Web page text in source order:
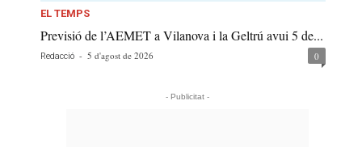
EL TEMPS
Previsió de l’AEMET a Vilanova i la Geltrú avui 5 de...
Redacció - 5 d'agost de 2026 0
- Publicitat -